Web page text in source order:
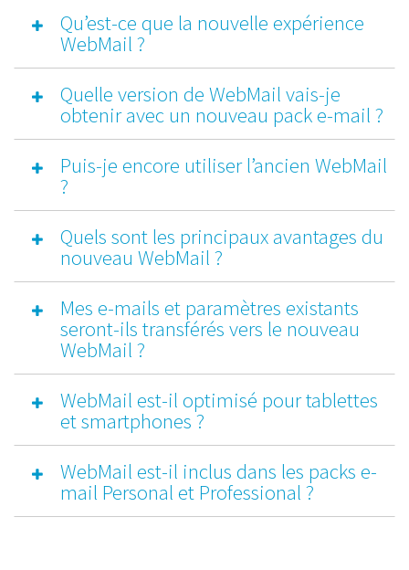
Qu’est-ce que la nouvelle expérience
WebMail ?
Quelle version de WebMail vais-je
obtenir avec un nouveau pack e-mail ?
Puis-je encore utiliser l’ancien WebMail
?
Quels sont les principaux avantages du
nouveau WebMail ?
Mes e-mails et paramètres existants
seront-ils transférés vers le nouveau
WebMail ?
WebMail est-il optimisé pour tablettes
et smartphones ?
WebMail est-il inclus dans les packs e-
mail Personal et Professional ?